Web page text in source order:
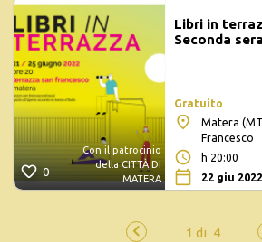
0
Con il patrocinio
della CITTÀ DI
MATERA
Libri in
Seconda
Gratuito
Matera
Francesco
h 20:00
22 giu 2022